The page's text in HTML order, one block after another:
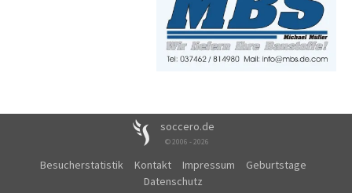
soccero.de
© 2006 - 2026
Besucherstatistik Kontakt Impressum
Geburtstage
Datenschutz